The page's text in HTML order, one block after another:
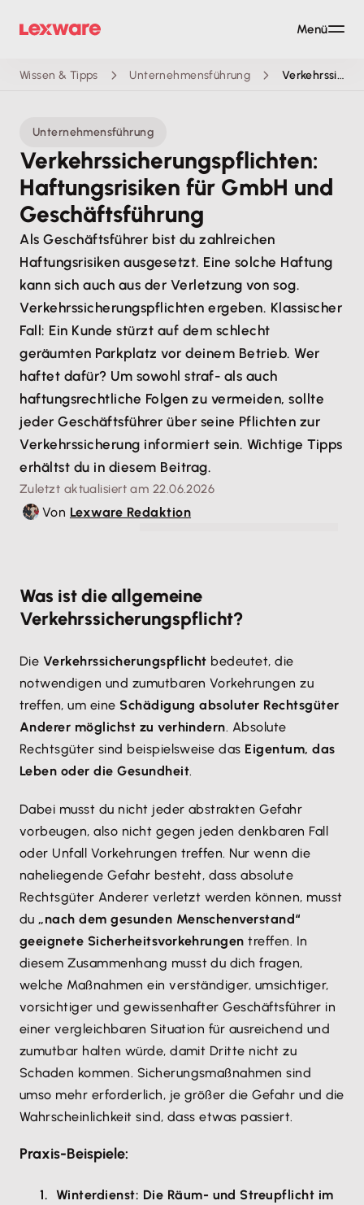
Wissen & Tipps Unternehmensführung Verkehrssicherungspflicht: Haftungsrisiko für GmbH und Geschäftsführer
Unternehmensführung
Verkehrssicherungspflichten:
Haftungsrisiken für GmbH und
Geschäftsführung
Als Geschäftsführer bist du zahlreichen
Haftungsrisiken ausgesetzt. Eine solche Haftung
kann sich auch aus der Verletzung von sog.
Verkehrssicherungspflichten ergeben. Klassischer
Fall: Ein Kunde stürzt auf dem schlecht
geräumten Parkplatz vor deinem Betrieb. Wer
haftet dafür? Um sowohl straf- als auch
haftungsrechtliche Folgen zu vermeiden, sollte
jeder Geschäftsführer über seine Pflichten zur
Verkehrssicherung informiert sein. Wichtige Tipps
erhältst du in diesem Beitrag.
Zuletzt aktualisiert am 22.06.2026
Von Lexware Redaktion© Edler von Rabenstein - stock.adobe.com
Was ist die allgemeine
Verkehrssicherungspflicht?
Die Verkehrssicherungspflicht bedeutet, die
notwendigen und zumutbaren Vorkehrungen zu
treffen, um eineSchädigung absoluter Rechtsgüter
Anderer möglichst zu verhindern. Absolute
Rechtsgüter sind beispielsweise das Eigentum, das
Leben oder die Gesundheit.
Dabei musst du nicht jeder abstrakten Gefahr
vorbeugen, also nicht gegen jeden denkbaren Fall
oder Unfall Vorkehrungen treffen. Nur wenn die
naheliegende Gefahr besteht, dass absolute
Rechtsgüter Anderer verletzt werden können, musst
du„nach dem gesunden Menschenverstand“
geeignete Sicherheitsvorkehrungen treffen. In
diesem Zusammenhang musst du dich fragen,
welche Maßnahmen ein verständiger, umsichtiger,
vorsichtiger und gewissenhafter Geschäftsführer in
einer vergleichbaren Situation für ausreichend und
zumutbar halten würde, damit Dritte nicht zu
Schaden kommen. Sicherungsmaßnahmen sind
umso mehr erforderlich, je größer die Gefahr und die
Wahrscheinlichkeit sind, dass etwas passiert.
Praxis-Beispiele:
Winterdienst: Die Räum- und Streupflicht im
Menü